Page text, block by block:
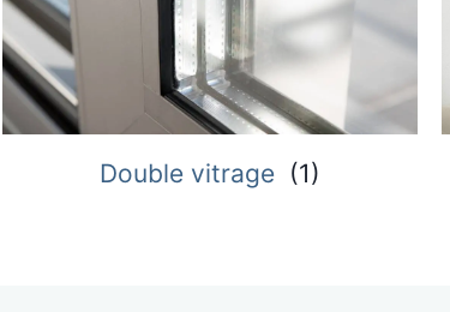
Double vitrage ( 1)